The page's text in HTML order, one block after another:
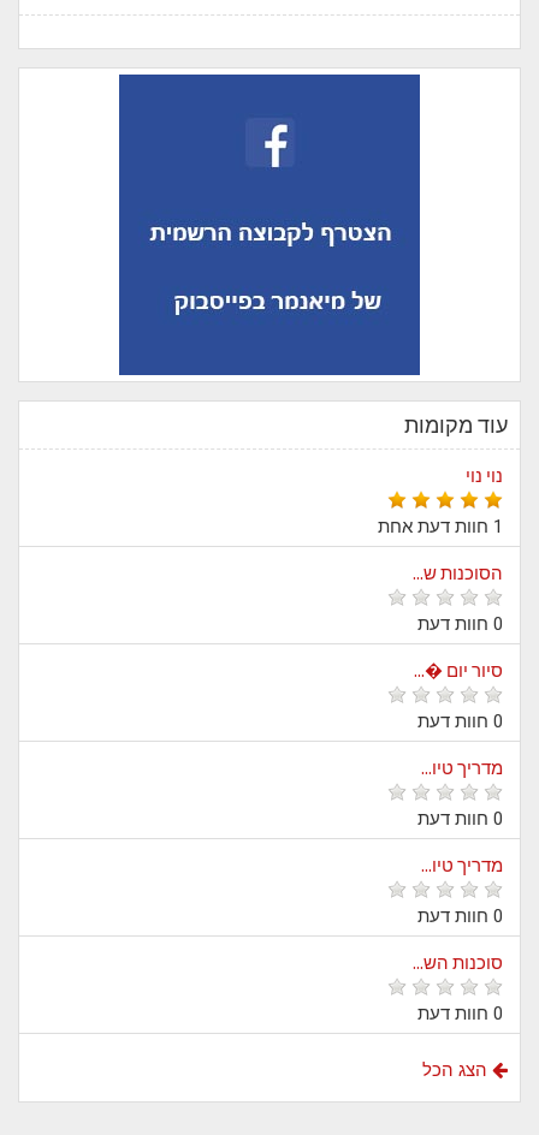
עוד מקומות
נוי נוי
1 חוות דעת אחת
הסוכנות ש...
0 חוות דעת
סיור יום �...
0 חוות דעת
מדריך טיו...
0 חוות דעת
מדריך טיו...
0 חוות דעת
סוכנות הש...
0 חוות דעת
הצג הכל